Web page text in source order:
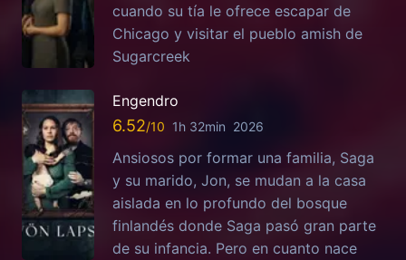
cuando su tía le ofrece escapar de
Chicago y visitar el pueblo amish de
Sugarcreek
Engendro
6.52 1h 32min 2026
Ansiosos por formar una familia, Saga
y su marido, Jon, se mudan a la casa
aislada en lo profundo del bosque
finlandés donde Saga pasó gran parte
de su infancia. Pero en cuanto nace